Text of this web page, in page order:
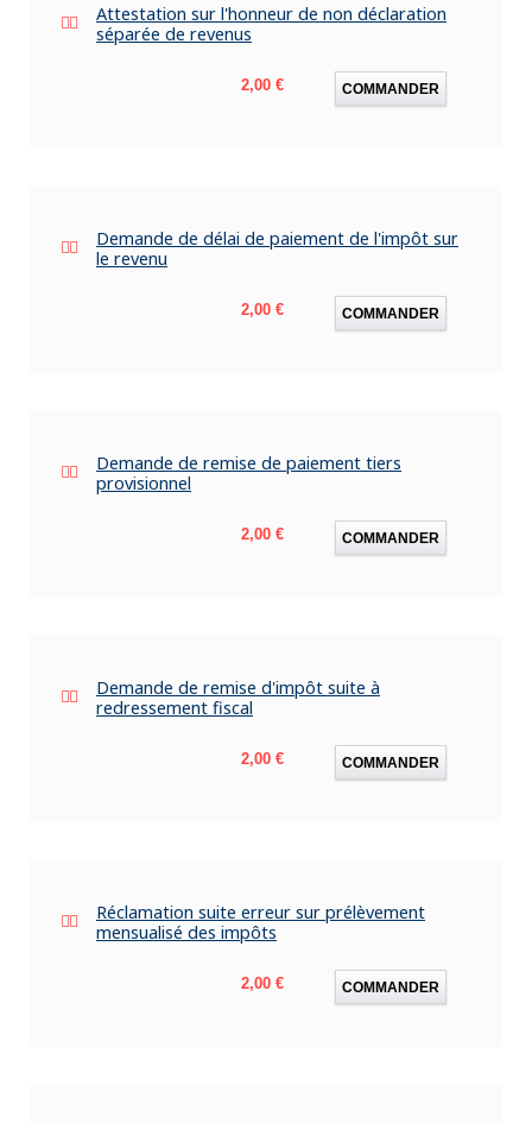
Attestation sur l'honneur de non déclaration
séparée de revenus
Prix
2,00 € COMMANDER
Demande de délai de paiement de l'impôt sur
le revenu
Prix
2,00 € COMMANDER
Demande de remise de paiement tiers
provisionnel
Prix
2,00 € COMMANDER
Demande de remise d'impôt suite à
redressement fiscal
Prix
2,00 € COMMANDER
Réclamation suite erreur sur prélèvement
mensualisé des impôts
Prix
2,00 € COMMANDER